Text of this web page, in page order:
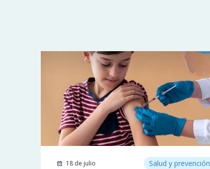
18 de julio Salud y prevención